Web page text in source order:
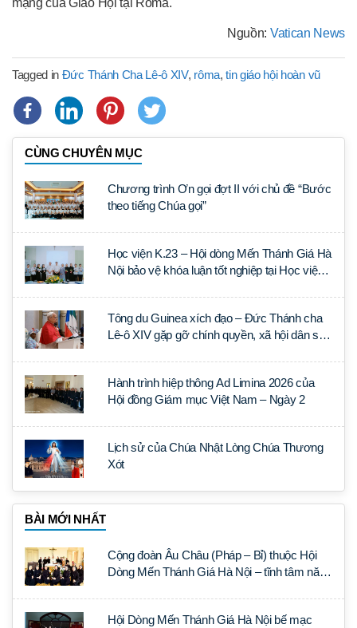
mạng của Giáo Hội tại Roma.
Nguồn: Vatican News
Tagged in Đức Thánh Cha Lê-ô XIV, rôma,tin giáo hội hoàn vũ
CÙNG CHUYÊN MỤC
Chương trình Ơn gọi đợt II với chủ đề “Bước
theo tiếng Chúa gọi”
Học viện K.23 – Hội dòng Mến Thánh Giá Hà
Nội bảo vệ khóa luận tốt nghiệp tại Học viện
Tông du Guinea xích đạo – Đức Thánh cha
Lê-ô XIV gặp gỡ chính quyền, xã hội dân sự
Hành trình hiệp thông Ad Limina 2026 của
Hội đồng Giám mục Việt Nam – Ngày 2
Lịch sử của Chúa Nhật Lòng Chúa Thương
Xót
BÀI MỚI NHẤT
Cộng đoàn Âu Châu (Pháp – Bỉ) thuộc Hội
Dòng Mến Thánh Giá Hà Nội – tĩnh tâm năm
Hội Dòng Mến Thánh Giá Hà Nội bế mạc